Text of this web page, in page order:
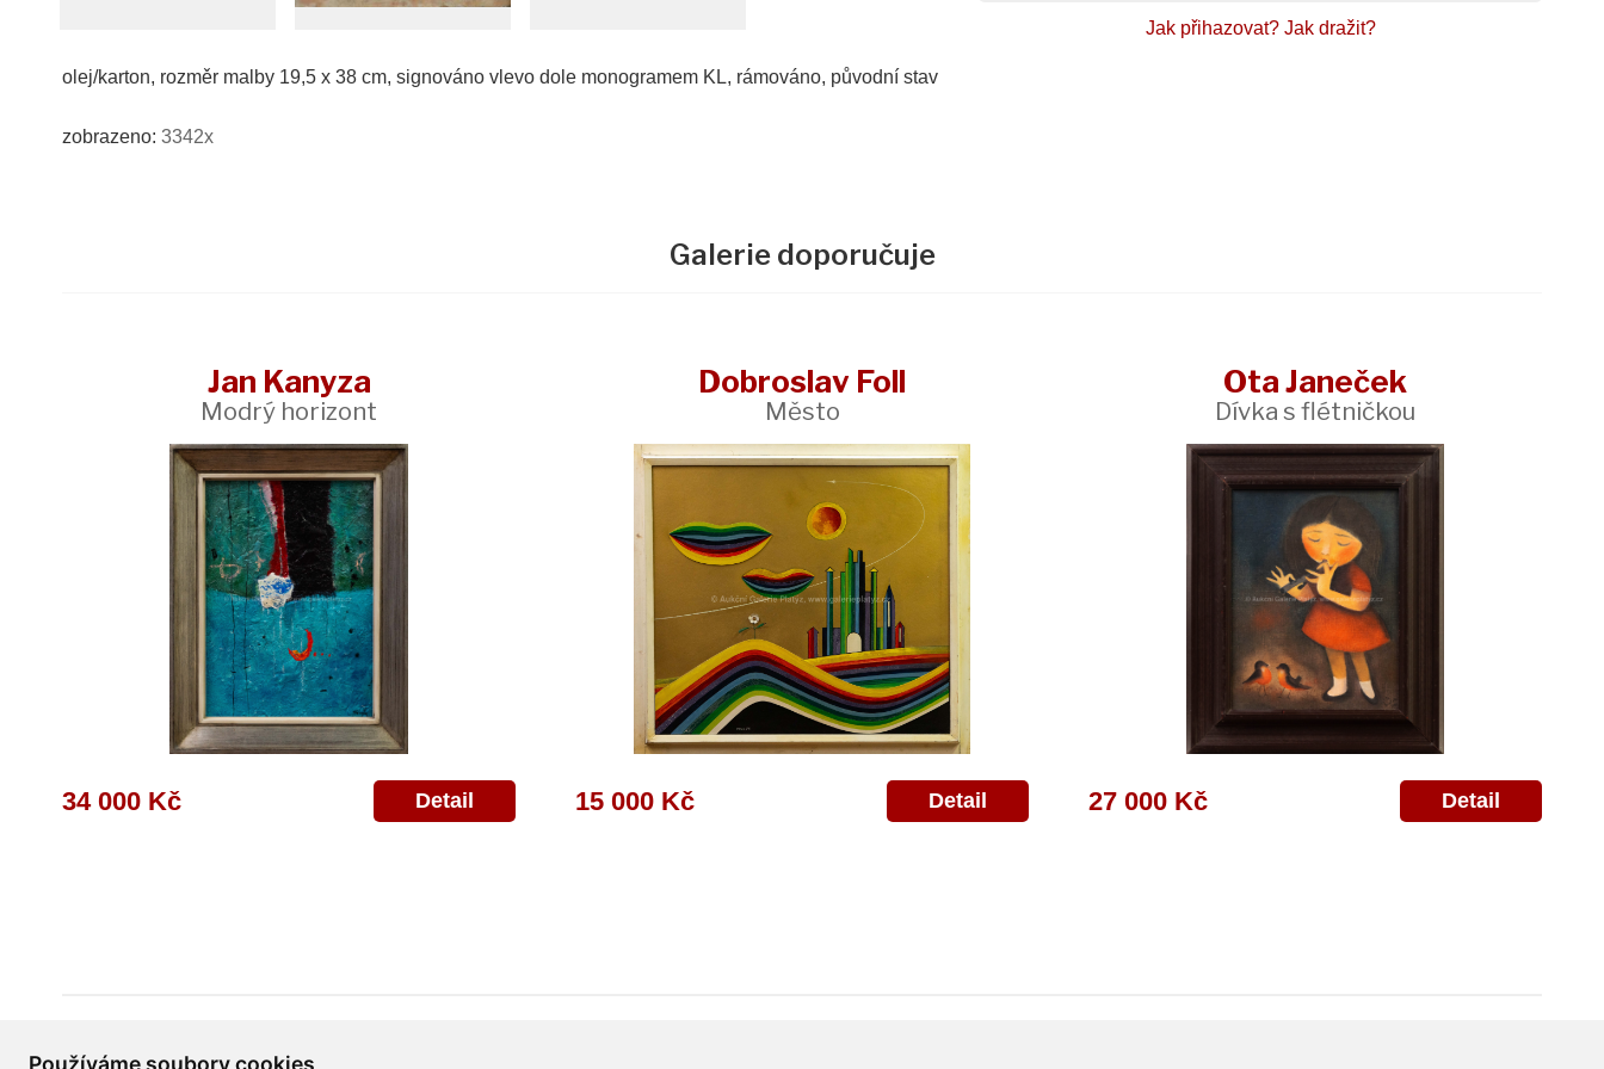
Používáme soubory cookies
olej/karton, rozměr malby 19,5 x 38 cm, signováno vlevo dole monogramem KL, rámováno, původní stav
zobrazeno: 3342x
Jak přihazovat? Jak dražit?
Galerie doporučuje
Jan Kanyza
Modrý horizont
34 000 Kč Detail
Dobroslav Foll
Město
15 000 Kč Detail
Ota Janeček
Dívka s flétničkou
27 000 Kč Detail